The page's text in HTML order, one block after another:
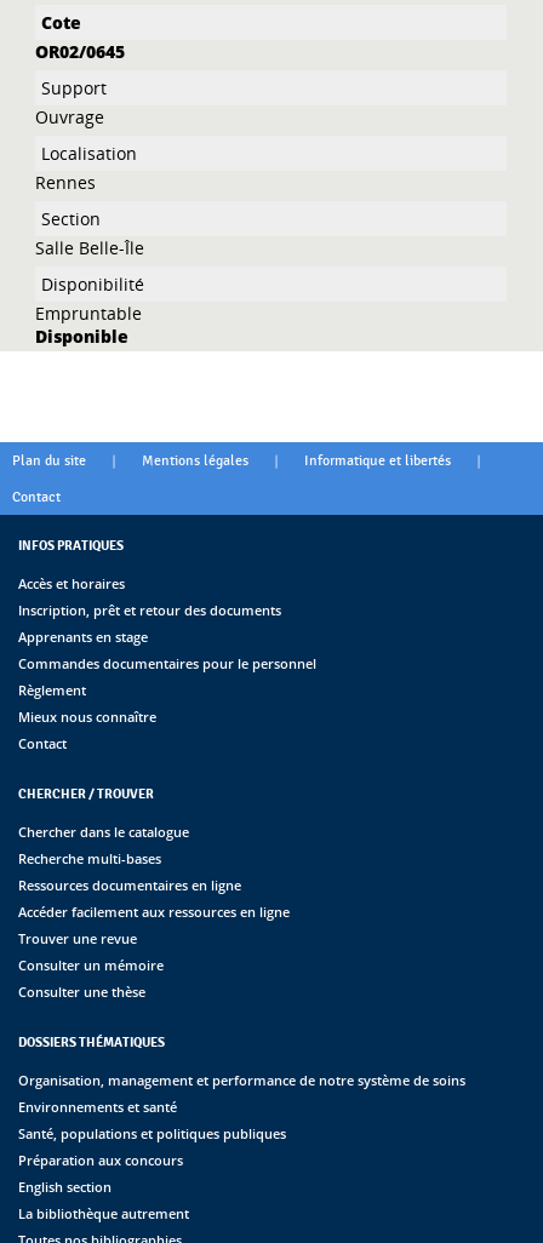
OR02/0645
Ouvrage
Rennes
Salle Belle-Île
Empruntable
Disponible
Plan du site | Mentions légales | Informatique et libertés |
Contact
INFOS PRATIQUES
Accès et horaires
Inscription, prêt et retour des documents
Apprenants en stage
Commandes documentaires pour le personnel
Règlement
Mieux nous connaître
Contact
CHERCHER / TROUVER
Chercher dans le catalogue
Recherche multi-bases
Ressources documentaires en ligne
Accéder facilement aux ressources en ligne
Trouver une revue
Consulter un mémoire
Consulter une thèse
DOSSIERS THÉMATIQUES
Organisation, management et performance de notre système de soins
Environnements et santé
Santé, populations et politiques publiques
Préparation aux concours
English section
La bibliothèque autrement